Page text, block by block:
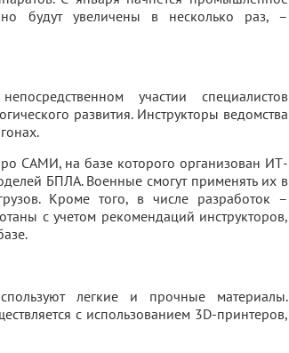
будут увеличены в несколько раз, –
участии специалистов
развития. Инструкторы ведомства
САМИ, на базе которого организован ИТ-
БПЛА. Военные смогут применять их в
Кроме того, в числе разработок –
с учетом рекомендаций инструкторов,
легкие и прочные материалы.
с использованием 3D-принтеров,